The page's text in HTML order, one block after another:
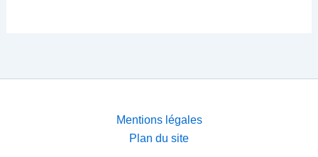
Mentions légales
Plan du site